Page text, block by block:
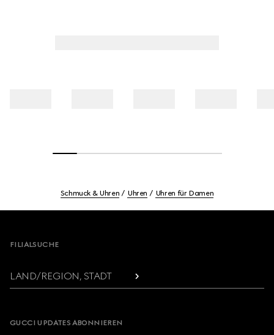
Schmuck & Uhren Uhren Uhren für Damen
FILIALSUCHE
LAND/REGION, STADT
GUCCI UPDATES ABONNIEREN